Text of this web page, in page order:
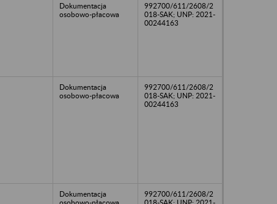
Dokumentacja
osobowo-płacowa
992700/611/2608/2
018-SAK; UNP: 2021-
00244163
Dokumentacja
osobowo-płacowa
992700/611/2608/2
018-SAK; UNP: 2021-
00244163
Dokumentacja
992700/611/2608/2